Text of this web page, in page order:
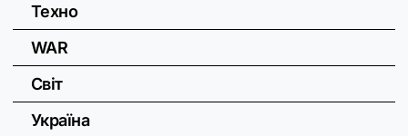
Техно
WAR
Світ
Україна